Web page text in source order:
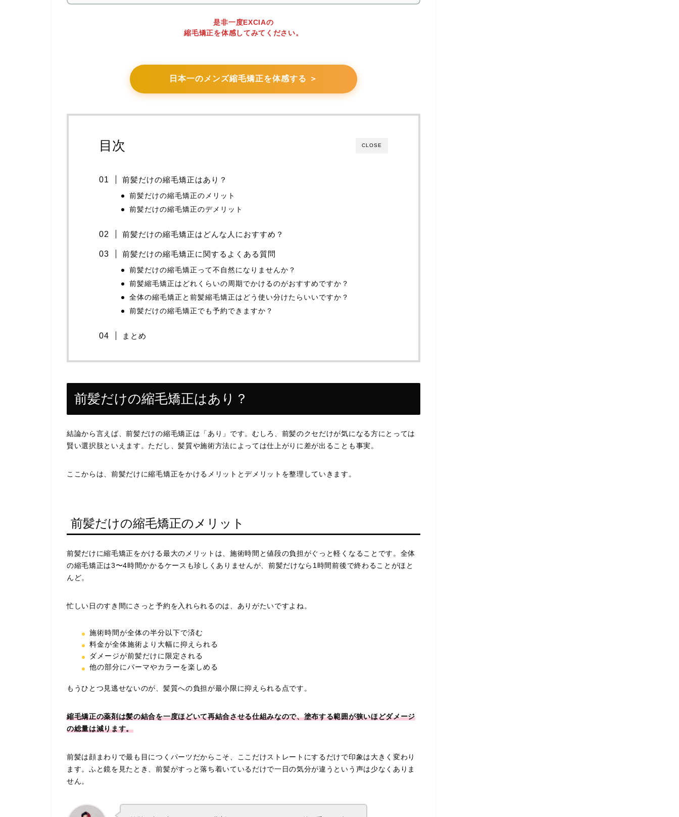
是非一度EXCIAの
縮毛矯正を体感してみてください。
日本一のメンズ縮毛矯正を体感する ＞
CLOSE
目次
前髪だけの縮毛矯正はあり？
前髪だけの縮毛矯正のメリット
前髪だけの縮毛矯正のデメリット
前髪だけの縮毛矯正はどんな人におすすめ？
前髪だけの縮毛矯正に関するよくある質問
前髪だけの縮毛矯正って不自然になりませんか？
前髪縮毛矯正はどれくらいの周期でかけるのがおすすめですか？
全体の縮毛矯正と前髪縮毛矯正はどう使い分けたらいいですか？
前髪だけの縮毛矯正でも予約できますか？
まとめ
前髪だけの縮毛矯正はあり？
結論から言えば、前髪だけの縮毛矯正は「あり」です。むしろ、前髪のクセだけが気になる方にとっては
賢い選択肢といえます。ただし、髪質や施術方法によっては仕上がりに差が出ることも事実。
ここからは、前髪だけに縮毛矯正をかけるメリットとデメリットを整理していきます。
前髪だけの縮毛矯正のメリット
前髪だけに縮毛矯正をかける最大のメリットは、施術時間と値段の負担がぐっと軽くなることです。全体
の縮毛矯正は3〜4時間かかるケースも珍しくありませんが、前髪だけなら1時間前後で終わることがほと
んど。
忙しい日のすき間にさっと予約を入れられるのは、ありがたいですよね。
施術時間が全体の半分以下で済む
料金が全体施術より大幅に抑えられる
ダメージが前髪だけに限定される
他の部分にパーマやカラーを楽しめる
もうひとつ見逃せないのが、髪質への負担が最小限に抑えられる点です。
縮毛矯正の薬剤は髪の結合を一度ほどいて再結合させる仕組みなので、塗布する範囲が狭いほどダメージ
の総量は減ります。
前髪は顔まわりで最も目につくパーツだからこそ、ここだけストレートにするだけで印象は大きく変わり
ます。ふと鏡を見たとき、前髪がすっと落ち着いているだけで一日の気分が違うという声は少なくありま
せん。